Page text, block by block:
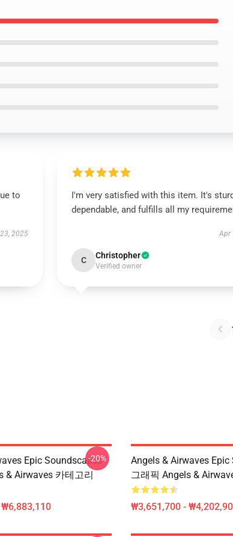
to
2025
I'm very satisfied with this item. It's
dependable, and fulfills all my
Apr
C Christopher
Verified owner
Epic Soundscapes
& Airwaves 카테고리
-20%
Angels & Airwaves
그래픽 Angels &
₩3,651,700 -